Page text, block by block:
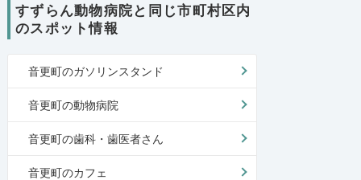
すずらん動物病院と同じ市町村区内
のスポット情報
音更町のガソリンスタンド
音更町の動物病院
音更町の歯科・歯医者さん
音更町のカフェ